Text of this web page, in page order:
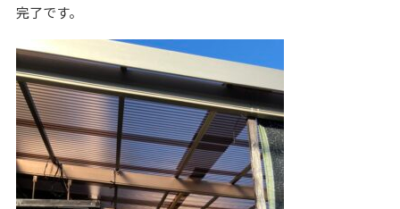
完了です。